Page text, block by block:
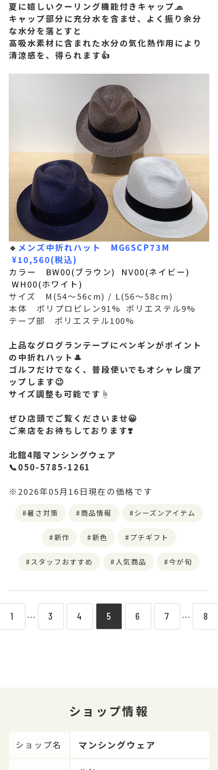
夏に嬉しいクーリング機能付きキャップ🧢
キャップ部分に充分水を含ませ、 よく振り余分
な水分を落とすと
高吸水素材に含まれた水分の気化熱作用により
清涼感を、得られます👍
🔹 メンズ中折れハット MG6SCP73M
¥10,560(税込)
カラー BW00(ブラウン) NV00(ネイビー)
WH00(ホワイト)
サイズ M(54〜56cm) / L(56〜58cm)
本体 ポリプロピレン91% ポリエステル9%
テープ部 ポリエステル100%
上品なグログランテープにペンギンがポイント
の中折れハット🎩
ゴルフだけでなく、普段使いでもオシャレ度ア
ップします😉
サイズ調整も可能です☝️
ぜひ店頭でご覧くださいませ😀
ご来店をお待ちしております❣️
北館4階マンシングウェア
📞050-5785-1261
※2026年05月16日現在の価格です
暑さ対策 商品情報 シーズンアイテム
新作 新色 プチギフト
スタッフおすすめ 人気商品 今が旬
1 ⋯ 3 4 5 6 7 ⋯ 8
ショップ情報
ショップ名 マンシングウェア